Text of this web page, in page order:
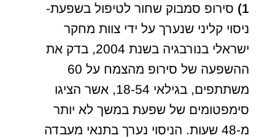
1) סירופ סמבוק שחור לטיפול בשפעת-
ניסוי קליני שנערך על ידי צוות מחקר
ישראלי בנורבגיה בשנת 2004, בדק את
ההשפעה של סירופ מהצמח על 60
משתתפים, בגילאי 18-54, אשר הציגו
סימפטומים של שפעת במשך לא יותר
מ-48 שעות. הניסוי נערך בתנאי מעבדה